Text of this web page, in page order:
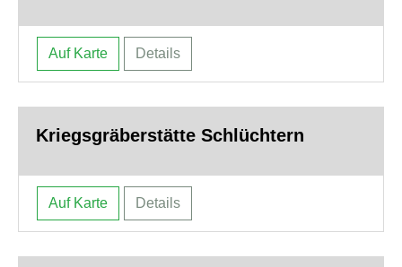
Auf Karte Details
Kriegsgräberstätte Schlüchtern
Auf Karte Details